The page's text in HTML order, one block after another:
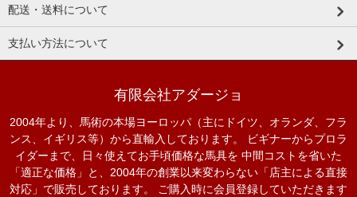
配送・送料について
支払い方法について
有限会社アダージョ
2004年より、馬術の本場ヨーロッパ（主にドイツ、オランダ、フラ
ンス、イギリス等）から直輸入しております。 ビギナーからプロラ
イダーまで、日々使えてお手頃価格な馬具を 中間コストを省いた
「適正な価格」と、2004年の創業以来変わらない「店主による直接
対応」で販売しております。 ご購入時に会員登録していただきます